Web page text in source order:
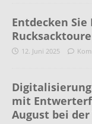
Entdecken
12. Juni 2025
mit
August bei der